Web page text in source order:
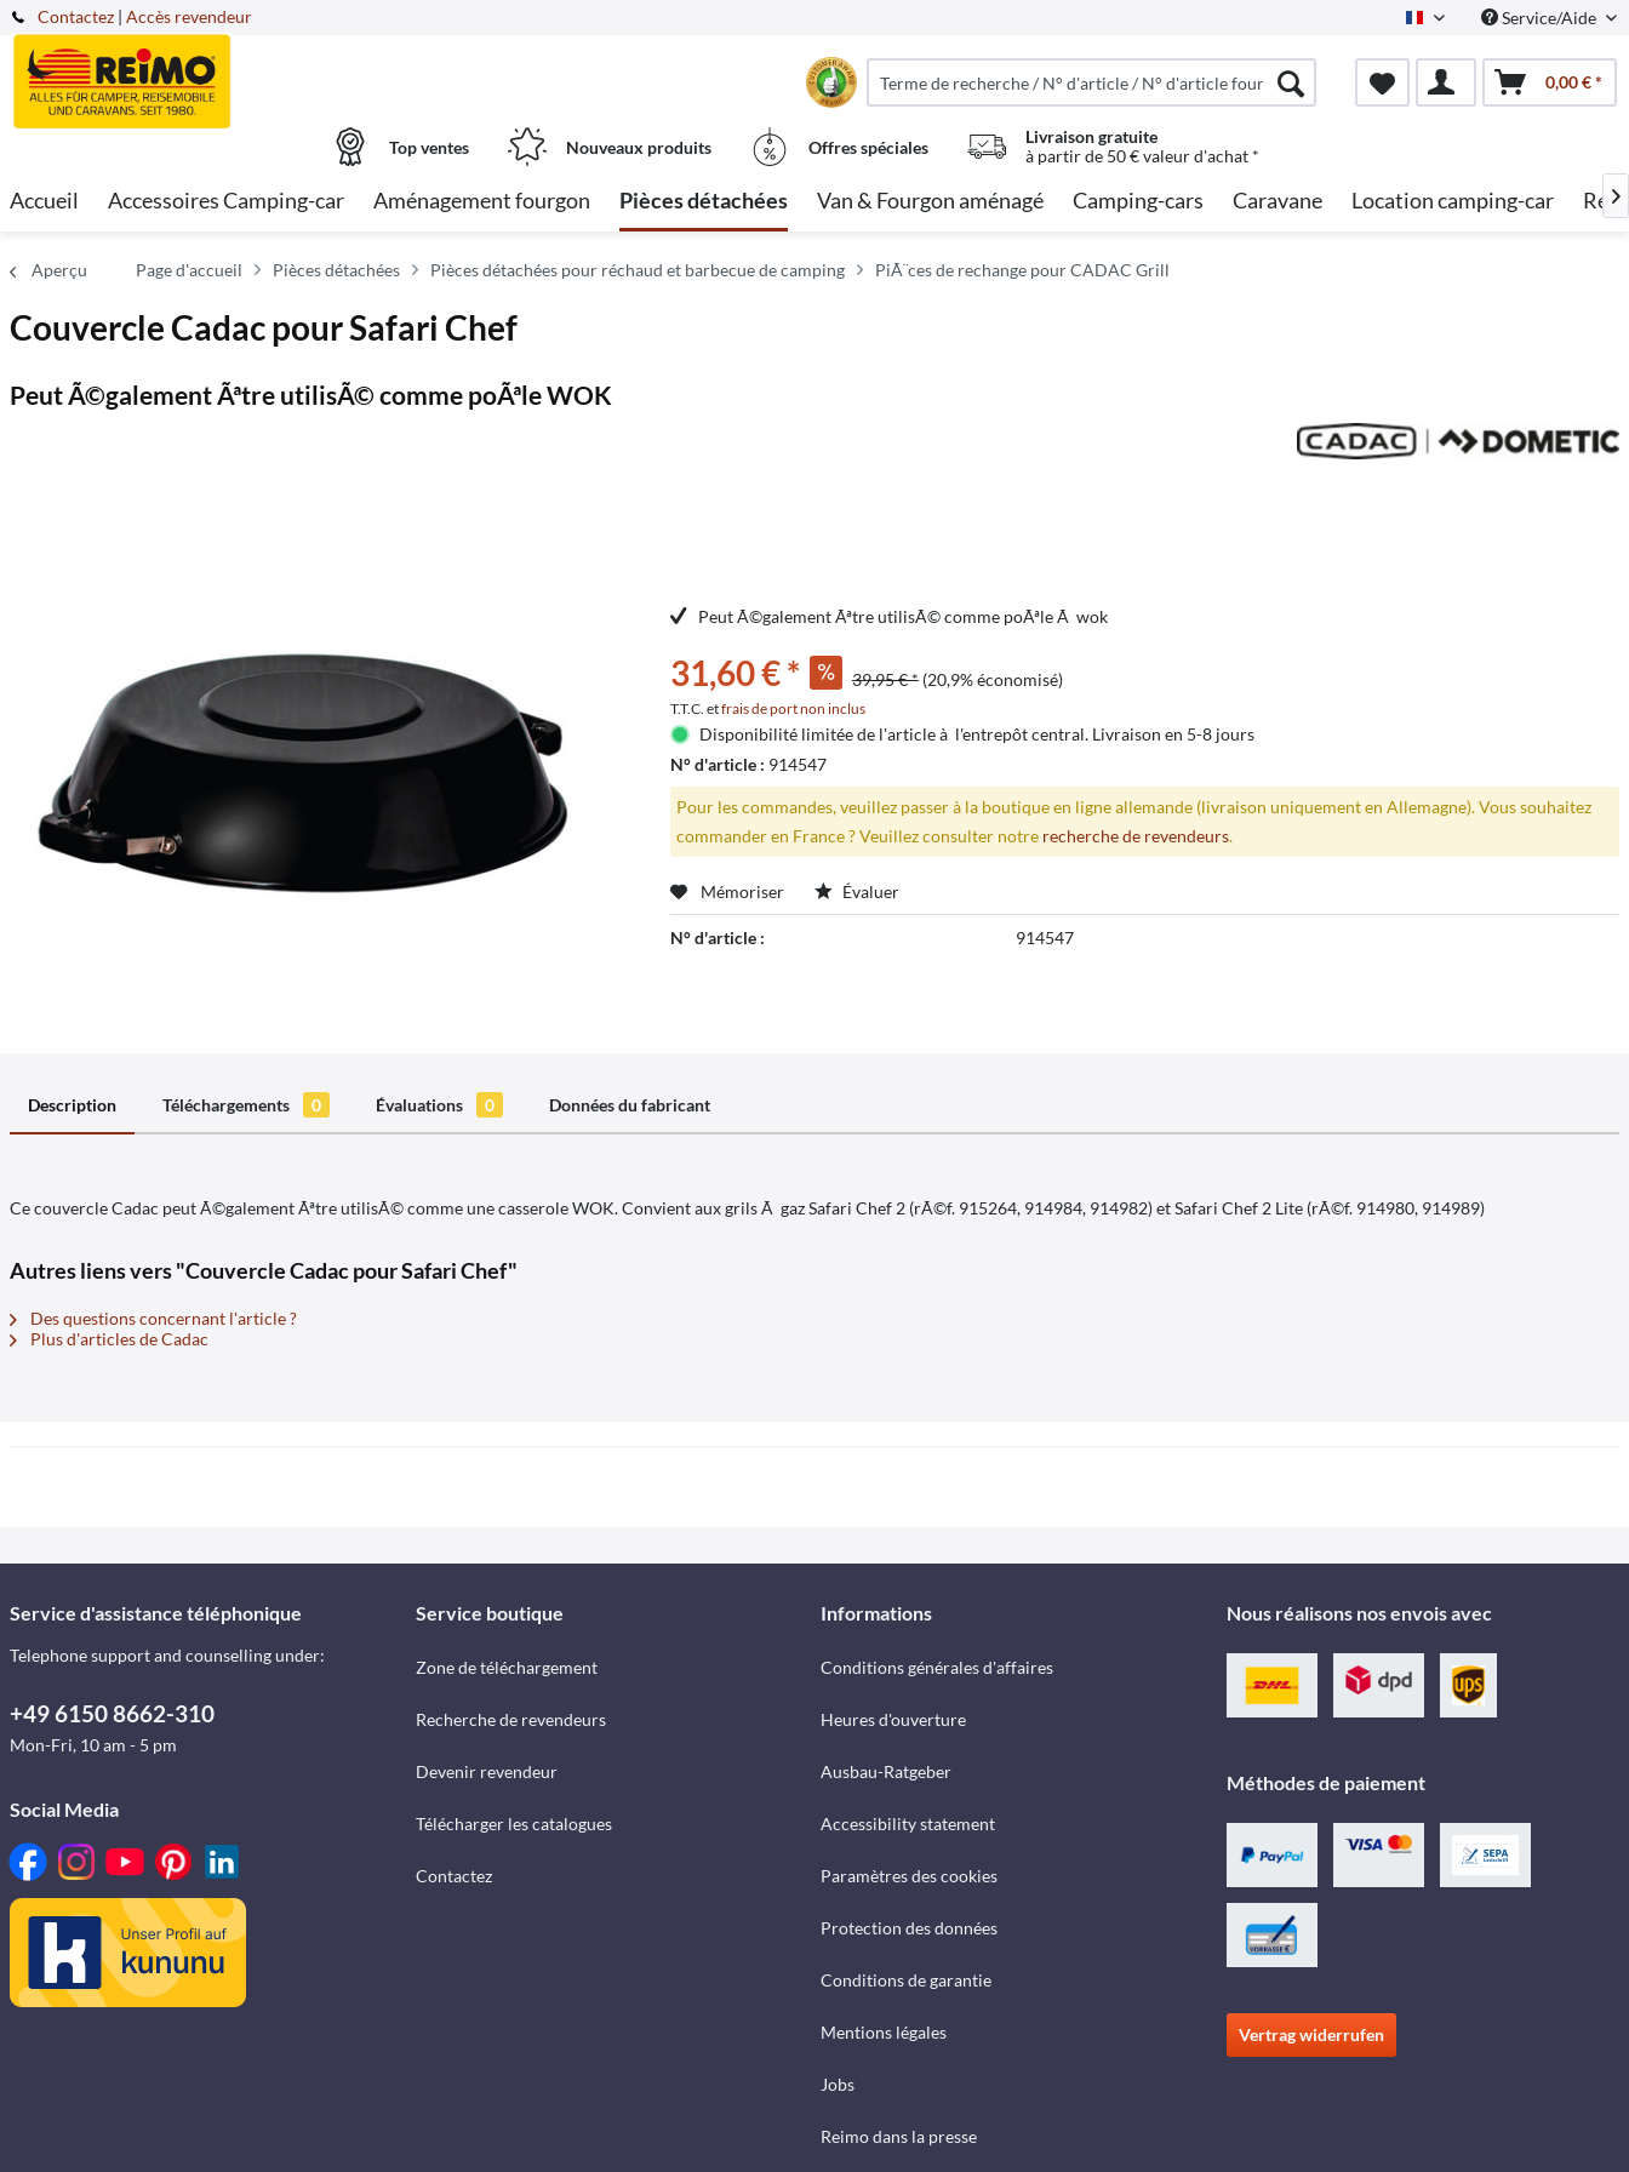
Contactez French Service/Aide
| Accès revendeur
0,00 € *
Top ventes Nouveaux produits Offres spéciales
Livraison gratuite
à partir de 50 € valeur d'achat *
Accueil Accessoires Camping-car Aménagement fourgon Pièces détachées Van & Fourgon aménagé Camping-cars Caravane Location camping-car 
Aperçu Page d'accueil Pièces détachées Pièces détachées pour réchaud et barbecue de camping PiÃ¨ces de rechange pour CADAC Grill
Couvercle Cadac pour Safari Chef
Peut Ã©galement Ãªtre utilisÃ© comme poÃªle WOK
Peut Ã©galement Ãªtre utilisÃ© comme poÃªle Ã wok
31,60 € * 39,95 € * (20,9% économisé)
T.T.C. etfrais de port non inclus
Disponibilité limitée de l'article à l'entrepôt central. Livraison en 5-8 jours
N° d'article : 914547
Pour les commandes, veuillez passer à la boutique en ligne allemande (livraison uniquement en Allemagne). Vous souhaitez
commander en France ? Veuillez consulter notre recherche de revendeurs.
Mémoriser Évaluer
N° d'article : 914547
Description Téléchargements 0 Évaluations 0 Données du fabricant
Ce couvercle Cadac peut Ã©galement Ãªtre utilisÃ© comme une casserole WOK. Convient aux grils Ã gaz Safari Chef 2 (rÃ©f. 915264, 914984, 914982) et Safari Chef 2 Lite (rÃ©f. 914980, 914989)
Autres liens vers "Couvercle Cadac pour Safari Chef"
Des questions concernant l'article ?
Plus d'articles de Cadac
Service d'assistance téléphonique
Telephone support and counselling under:
+49 6150 8662-310
Mon-Fri, 10 am - 5 pm
Social Media
Service boutique
Zone de téléchargement
Recherche de revendeurs
Devenir revendeur
Télécharger les catalogues
Contactez
Informations
Conditions générales d'affaires
Heures d'ouverture
Ausbau-Ratgeber
Accessibility statement
Paramètres des cookies
Protection des données
Conditions de garantie
Mentions légales
Jobs
Reimo dans la presse
Nous réalisons nos envois avec
Méthodes de paiement
Vertrag widerrufen